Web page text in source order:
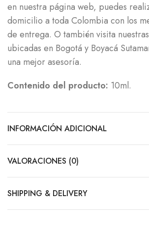
en nuestra página web, puedes
domicilio a toda Colombia con los
de entrega. O también visita
ubicadas en Bogotá y Boyacá
una mejor asesoría.
Contenido del producto: 10ml.
INFORMACIÓN ADICIONAL
VALORACIONES (0)
SHIPPING & DELIVERY